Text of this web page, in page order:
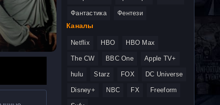
Фантастика Фентези
Каналы
Netflix HBO HBO Max
The CW BBC One Apple TV+
hulu Starz FOX DC Universe
Disney+ NBC FX Freeform